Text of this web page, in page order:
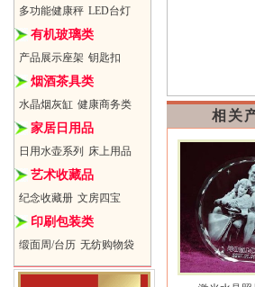
多功能健康秤 LED台灯
有机玻璃类
产品展示座架 钥匙扣
烟酒茶具类
水晶烟灰缸 健康商务类
家居日用品
日用水壶系列 床上用品
艺术收藏品
纪念收藏册 文房四宝
印刷包装类
缎面周/台历 无纺购物袋
相关